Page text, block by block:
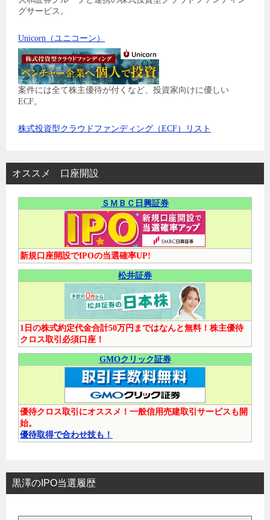
グサービス。
Unicorn（ユニコーン）
案件には全て株主優待が付くなど、投資家向けに優しい
ECF。
株式投資型クラウドファンディング（ECF）リスト
オススメ 口座開設
ＳＭＢＣ日興証券
新規口座開設でIPOの当選確率UP!
松井証券
1日の株式約定代金合計50万円まではなんと無料！株主優待
クロス取引必須口座！
GMOクリック証券
優待クロス取引にオススメ！一般信用売建取引サービスも開
始。
優待取得で合わせ技も！
黒澤のIPO当選履歴